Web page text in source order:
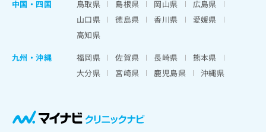
中国・四国
鳥取県 島根県 岡山県
広島県
山口県
徳島県 香川県
愛媛県
高知県
九州・沖縄
福岡県 佐賀県 長崎県
熊本県
大分県
宮崎県 鹿児島県 沖縄県